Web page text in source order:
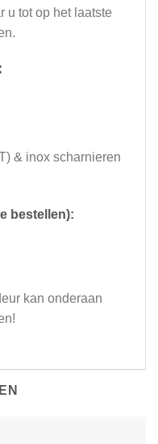
u tot op het laatste
& inox scharnieren
bestellen):
kan onderaan